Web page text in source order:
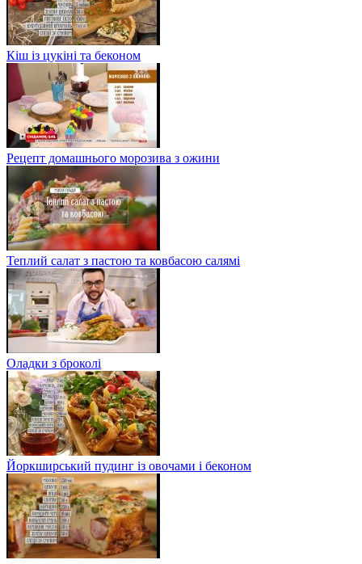
Кіш із цукіні та беконом
Рецепт домашнього морозива з ожини
Теплий салат з пастою та ковбасою салямі
Оладки з броколі
Йоркширський пудинг із овочами і беконом